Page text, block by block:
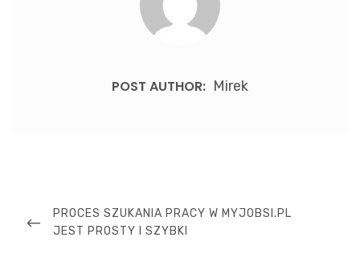
POST AUTHOR: Mirek
wpisuPREVIOUS
POST
PROCES SZUKANIA PRACY W MYJOBSI.PL
JEST PROSTY I SZYBKI